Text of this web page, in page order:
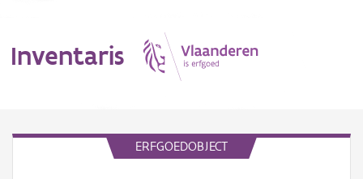
Inventaris
ERFGOEDOBJECT